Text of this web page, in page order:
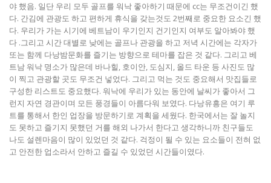
야 했음. 일단 우리 모두 골프를 워낙 좋아하기 때문에 cc는 무조건이긴 했
다. 간김에 관광도 하고 편하게 휴식을 갖는것도 2번째로 중요한 요소긴 했
다. 우리가 가는 시기에 베트남이 우기인지 건기인지 여부도 알아봐야 했
다 .그리고 시간 대별로 낮에는 골프나 관광을 하고 저녁 시간에는 각자가
또는 함께 다낭밤문화를 즐기는 방향으로 테마를 잡은 것 같다. 그리고 베
트남 워낙 명소가 많은데 바나힐, 호이안, 도심지, 올드 타운 등 사진도 많
이 찍고 관광할 곳도 무조건 넣었다. 그리고 먹는 것도 중요해서 맛집들로
구성한 리스트도 중요했다. 워낙에 우리가 있는 동안에 날씨가 좋아서 그
런지 자연 경관이며 모든 풍경들이 아름다워 보였다. 다낭유흥은 여기 루
트를 통해서 한인 업장을 방문하기로 계획을 세웠다. 한국에서는 잘 놀지
도 못하고 즐기지 못했던 거를 해외 나가서 한다고 생각하니까 친구들도
나도 설렌마음이 많이 있었던 것 같다. 걱정이 될 수 있는 요소들이 전혀 없
고 안전한 업소라서 안하고 즐길 수 있었던 시간들이였다.